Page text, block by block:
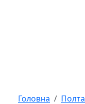
Головна